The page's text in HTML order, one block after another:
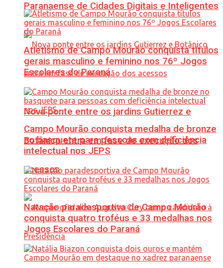
Paranaense de Cidades Digitais e Inteligentes
Nova ponte entre os jardins Gutierrez e
Botânico entra em fase de execução dos
acessos
Atletismo de Campo Mourão conquista títulos
gerais masculino e feminino nos 76º Jogos
Escolares do Paraná
Campo Mourão conquista medalha de bronze
no basquete para pessoas com deficiência
intelectual nos JEPS
Natação paradesportiva de Campo Mourão
conquista quatro troféus e 33 medalhas nos
Jogos Escolares do Paraná